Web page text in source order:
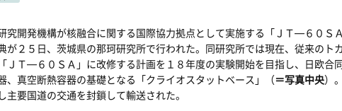
究開発機構が核融合に関する国際協力拠点として実施する「ＪＴ―６０Ｓ
が２５日、茨城県の那珂研究所で行われた。同研究所では現在、従来の
ＪＴ―６０ＳＡ」に改修する計画を１８年度の実験開始を目指し、日欧合
、真空断熱容器の基礎となる「クライオスタットベース」（＝写真中央）
主要国道の交通を封鎖して輸送された。